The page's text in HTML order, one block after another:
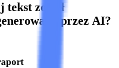
tekst został
przez AI?